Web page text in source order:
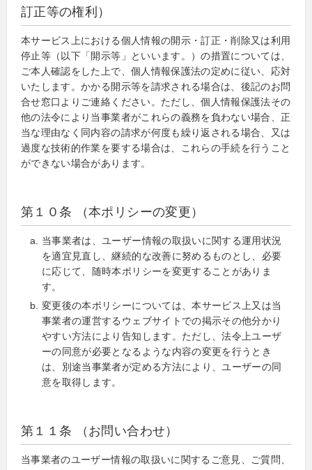
訂正等の権利）
本サービス上における個人情報の開示・訂正・削除又は利用
停止等（以下「開示等」といいます。）の措置については、
ご本人確認をした上で、個人情報保護法の定めに従い、応対
いたします。かかる開示等を請求される場合は、後記のお問
合せ窓口よりご連絡ください。ただし、個人情報保護法その
他の法令により当事業者がこれらの義務を負わない場合、正
当な理由なく同内容の請求が何度も繰り返される場合、又は
過度な技術的作業を要する場合は、これらの手続を行うこと
ができない場合があります。
第１０条 （本ポリシーの変更）
当事業者は、ユーザー情報の取扱いに関する運用状況
を適宜見直し、継続的な改善に努めるものとし、必要
に応じて、随時本ポリシーを変更することがありま
す。
変更後の本ポリシーについては、本サービス上又は当
事業者の運営するウェブサイトでの掲示その他分かり
やすい方法により告知します。ただし、法令上ユーザ
ーの同意が必要となるような内容の変更を行うとき
は、別途当事業者が定める方法により、ユーザーの同
意を取得します。
第１１条 （お問い合わせ）
当事業者のユーザー情報の取扱いに関するご意見、ご質問、